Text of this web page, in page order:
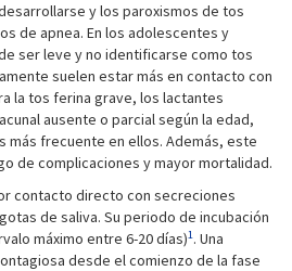
y los paroxismos de tos
de apnea. En los adolescentes y
ser leve y no identificarse como tos
suelen estar más en contacto con
la tos ferina grave, los lactantes
ausente o parcial según la edad,
más frecuente en ellos. Además, este
de complicaciones y mayor mortalidad.
contacto directo con secreciones
de saliva. Su periodo de incubación
máximo entre 6-20 días)1. Una
desde el comienzo de la fase